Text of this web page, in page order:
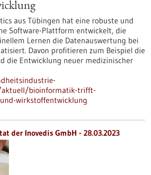
aus Tübingen hat eine robuste und
Software-Plattform entwickelt, die
Lernen die Datenauswertung bei
Davon profitieren zum Beispiel die
die Entwicklung neuer medizinischer
bioinformatik-trifft-
wirkstoffentwicklung
der Inovedis GmbH - 28.03.2023